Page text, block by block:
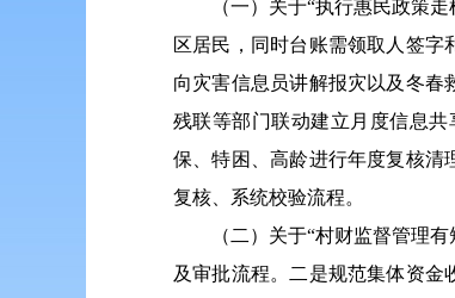
（一）关于“执行惠民政策
区居民，同时台账需领取人签字
向灾害信息员讲解报灾以及冬春
残联等部门联动建立月度信息
保、特困、高龄进行年度复核清
复核、系统校验流程。
（二）关于“村财监督管理
及审批流程。二是规范集体资